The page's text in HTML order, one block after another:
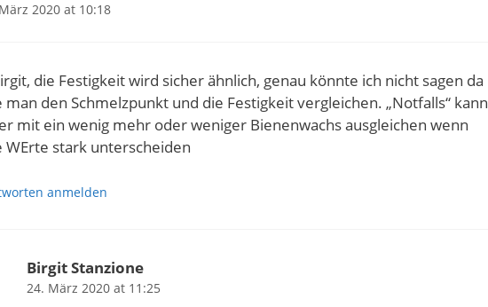
2020 at 10:18
die Festigkeit wird sicher ähnlich, genau könnte ich nicht sagen da
man den Schmelzpunkt und die Festigkeit vergleichen. „Notfalls“ kann
mit ein wenig mehr oder weniger Bienenwachs ausgleichen wenn
WErte stark unterscheiden
anmelden
Birgit Stanzione
24. März 2020 at 11:25